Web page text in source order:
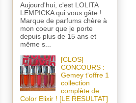
Aujourd'hui, c'est LOLITA
LEMPICKA qui vous gâte !
Marque de parfums chère à
mon coeur que je porte
depuis plus de 15 ans et
même s...
[CLOS]
CONCOURS :
Gemey t'offre 1
collection
complète de
Color Elixir ! [LE RESULTAT]